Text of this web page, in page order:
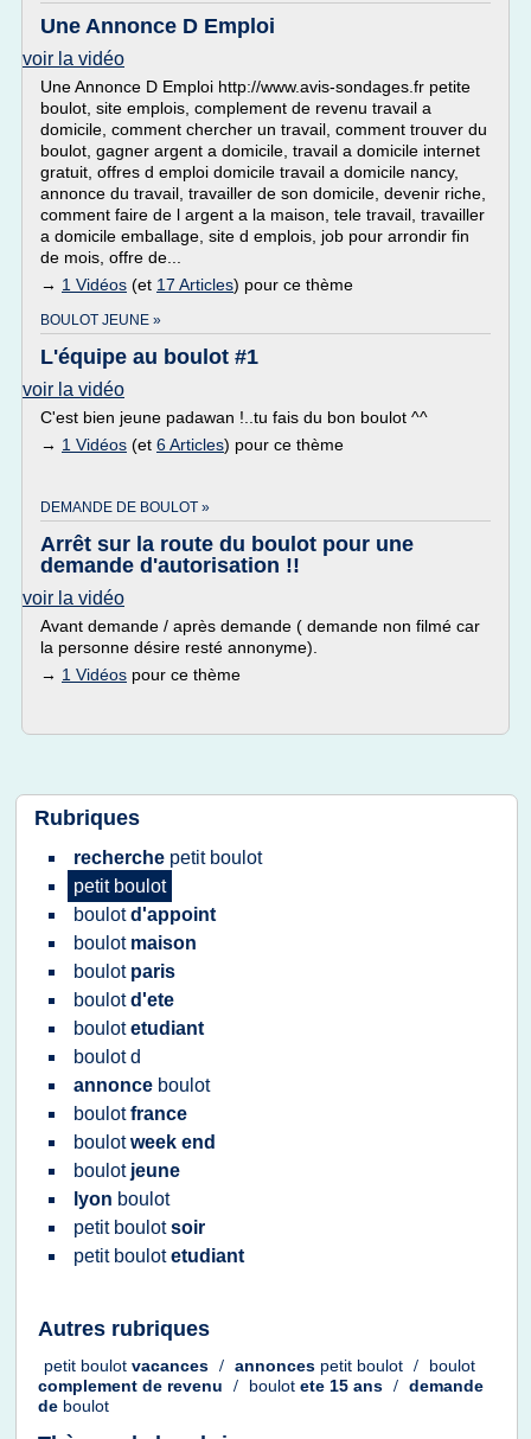
Une Annonce D Emploi
voir la vidéo
Une Annonce D Emploi http://www.avis-sondages.fr petite
boulot, site emplois, complement de revenu travail a
domicile, comment chercher un travail, comment trouver du
boulot, gagner argent a domicile, travail a domicile internet
gratuit, offres d emploi domicile travail a domicile nancy,
annonce du travail, travailler de son domicile, devenir riche,
comment faire de l argent a la maison, tele travail, travailler
a domicile emballage, site d emplois, job pour arrondir fin
de mois, offre de...
→ 1 Vidéos (et 17 Articles) pour ce thème
BOULOT JEUNE »
L'équipe au boulot #1
voir la vidéo
C'est bien jeune padawan !..tu fais du bon boulot ^^
→ 1 Vidéos (et 6 Articles) pour ce thème
DEMANDE DE BOULOT »
Arrêt sur la route du boulot pour une
demande d'autorisation !!
voir la vidéo
Avant demande / après demande ( demande non filmé car
la personne désire resté annonyme).
→ 1 Vidéos pour ce thème
Rubriques
recherche petit boulot
petit boulot
boulotd'appoint
boulot maison
boulot paris
boulotd'ete
boulotetudiant
boulotd
annonce boulot
boulotfrance
boulotweek end
boulot jeune
lyon boulot
petit boulotsoir
petit boulotetudiant
Autres rubriques
petit boulot vacances / annonces petit boulot /
boulot
complement de revenu / boulot ete 15 ans / demande
de boulot